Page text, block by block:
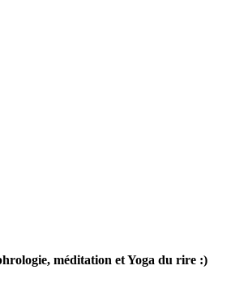
méditation et Yoga du rire :)